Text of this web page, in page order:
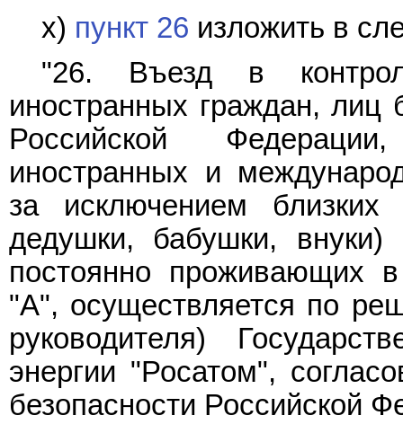
х) пункт 26 изложить в
"26. Въезд в
иностранных граждан, лиц
Российской
иностранных и
за исключением близких
дедушки, бабушки, внуки)
постоянно проживающих в
"А", осуществляется по
руководителя)
энергии "Росатом",
безопасности Российской